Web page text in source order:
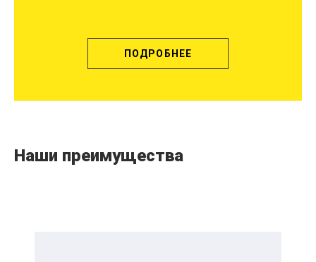
ПОДРОБНЕЕ
Наши преимущества